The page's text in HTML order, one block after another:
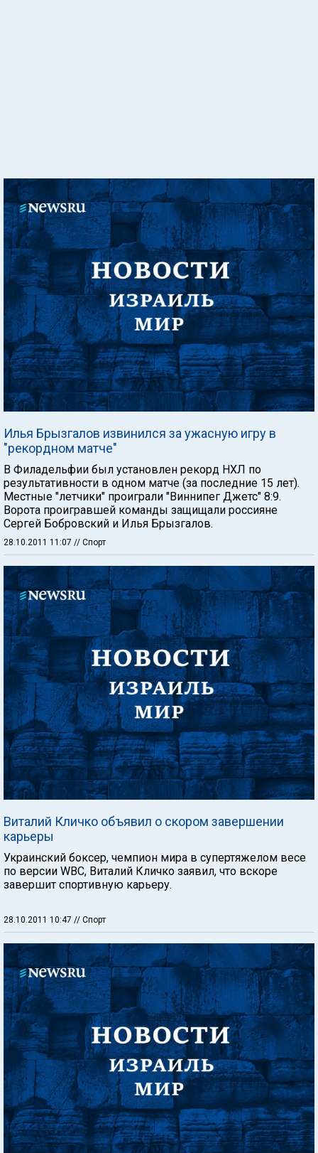
Илья Брызгалов извинился за ужасную игру в
"рекордном матче"
В Филадельфии был установлен рекорд НХЛ по
результативности в одном матче (за последние 15 лет).
Местные "летчики" проиграли "Виннипег Джетс" 8:9.
Ворота проигравшей команды защищали россияне
Сергей Бобровский и Илья Брызгалов.
28.10.2011 11:07 // Спорт
Виталий Кличко объявил о скором завершении
карьеры
Украинский боксер, чемпион мира в супертяжелом весе
по версии WBC, Виталий Кличко заявил, что вскоре
завершит спортивную карьеру.
28.10.2011 10:47 // Спорт